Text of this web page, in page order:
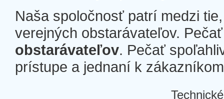
Naša spoločnosť patrí medzi
verejných obstarávateľov.
obstarávateľov. Pečať
prístupe a jednaní k